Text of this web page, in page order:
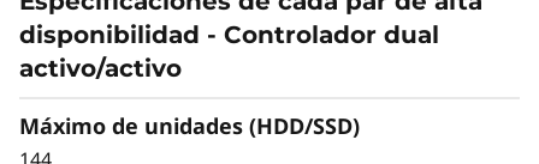
a
h
Ampliar es fácil añadiendo más
matrices en un entorno NAS o un clúster de 6
disponibilidad - Controlador dual
activo/activo
Máximo de unidades (HDD/SSD)